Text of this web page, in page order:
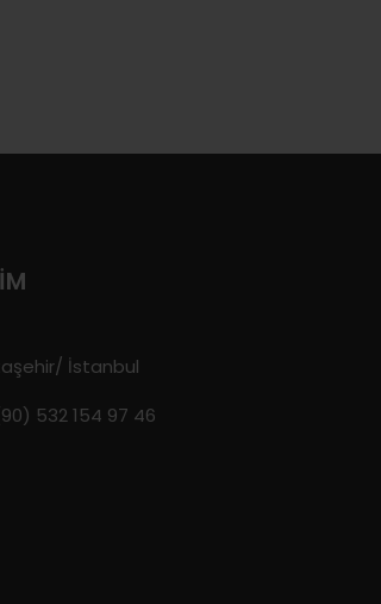
İstanbul
532 154 97 46